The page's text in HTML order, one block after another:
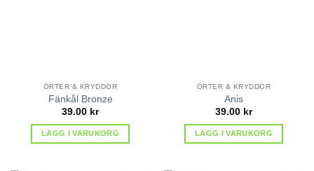
ÖRTER & KRYDDOR
Fänkål Bronze
39.00 kr
LÄGG I VARUKORG
ÖRTER & KRYDDOR
Anis
39.00 kr
LÄGG I VARUKORG